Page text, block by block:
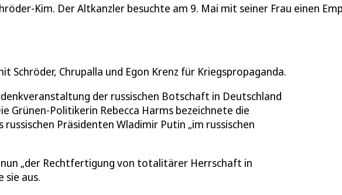
Kim. Der Altkanzler besuchte am 9. Mai mit seiner Frau einen
Chrupalla und Egon Krenz für Kriegspropaganda.
der russischen Botschaft in Deutschland
Grünen-Politikerin Rebecca Harms bezeichnete die
Präsidenten Wladimir Putin „im russischen
nun „der Rechtfertigung von totalitärer Herrschaft in
sie aus.